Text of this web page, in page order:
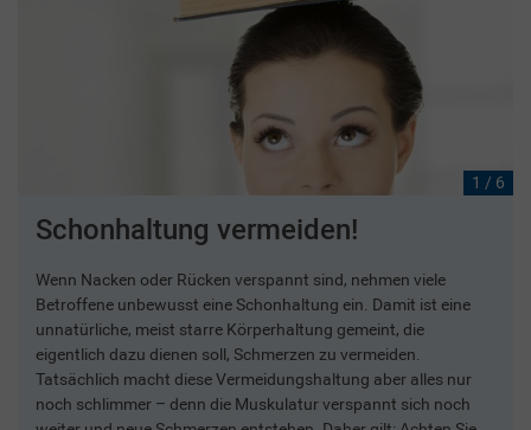
1 / 6
Schonhaltung vermeiden!
Wenn Nacken oder Rücken verspannt sind, nehmen viele
Betroffene unbewusst eine Schonhaltung ein. Damit ist eine
unnatürliche, meist starre Körperhaltung gemeint, die
eigentlich dazu dienen soll, Schmerzen zu vermeiden.
Tatsächlich macht diese Vermeidungshaltung aber alles nur
noch schlimmer – denn die Muskulatur verspannt sich noch